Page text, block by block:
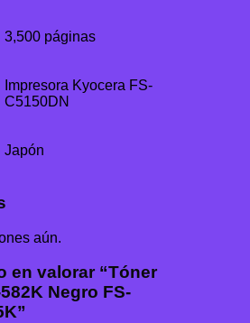
3,500 páginas
Impresora Kyocera FS-
C5150DN
Japón
aún.
en valorar “Tóner
Negro FS-